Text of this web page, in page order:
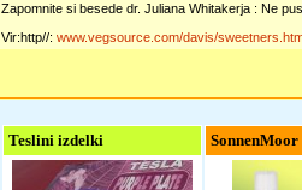
Zapomnite si besede dr. Juliana Whitakerja : Ne
Vir:http//: www.vegsource.com/davis/
Teslini izdelki SonnenMoor